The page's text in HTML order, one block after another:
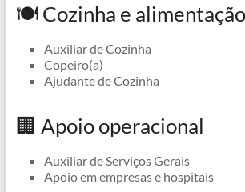
🍽️ Cozinha e alimentação
Auxiliar de Cozinha
Copeiro(a)
Ajudante de Cozinha
🏢 Apoio operacional
Auxiliar de Serviços Gerais
Apoio em empresas e hospitais